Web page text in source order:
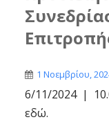
1 Νοεμβρίου,
6/11/2024 |
εδώ.